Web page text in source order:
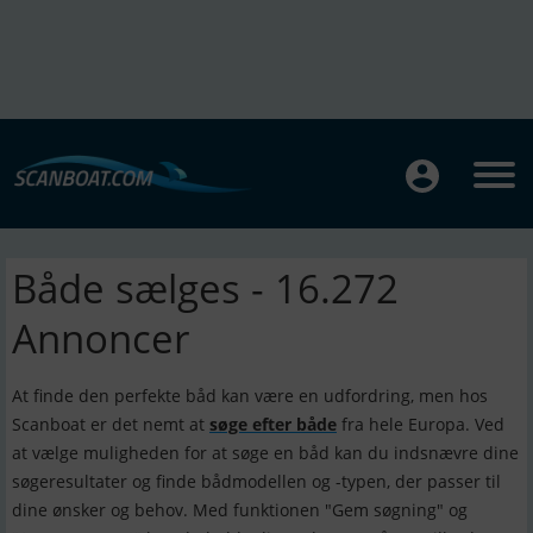
Både sælges - 16.272
Annoncer
At finde den perfekte båd kan være en udfordring, men hos
Scanboat er det nemt at søge efter både fra hele Europa. Ved
at vælge muligheden for at søge en båd kan du indsnævre dine
søgeresultater og finde bådmodellen og -typen, der passer til
dine ønsker og behov. Med funktionen "Gem søgning" og